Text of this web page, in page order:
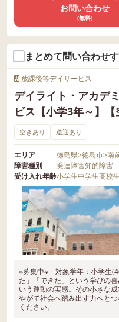
お問い合わせ
(無料)
まとめて問い合わせ
放課後等デイサービス
デイライト・アカデ
ビス【小学3年～】【
空きあり 送迎あり
エリア 徳島県>徳島市>南
障害種別
発達障害知的障害
受け入れ年齢小学生中学生高校生
※募集中※ 対象学年：小学生(4
た」「できた」という学びの
いう運動の実感。その小さな
やがて社会へ踏み出す力へと
ください。